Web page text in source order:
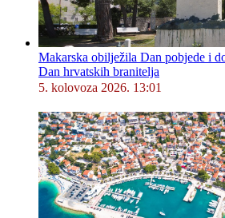
Makarska obilježila Dan pobjede i
Dan hrvatskih branitelja
5. kolovoza 2026. 13:01